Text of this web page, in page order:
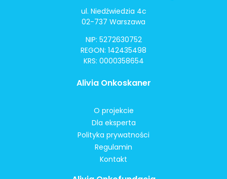
ul. Niedźwiedzia 4c
02-737 Warszawa
NIP: 5272630752
REGON: 142435498
KRS: 0000358654
Alivia Onkoskaner
O projekcie
Dla eksperta
Polityka prywatności
Regulamin
Kontakt